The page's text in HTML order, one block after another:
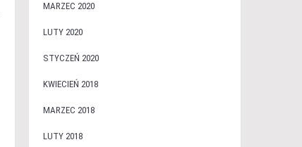
MARZEC 2020
LUTY 2020
STYCZEŃ 2020
KWIECIEŃ 2018
MARZEC 2018
LUTY 2018